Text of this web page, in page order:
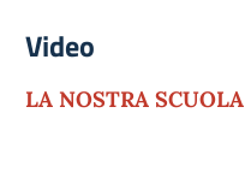
Video
LA NOSTRA SCUOLA